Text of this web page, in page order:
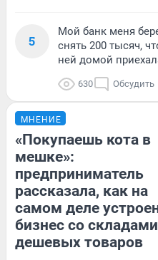
5
Мой банк меня
снять 200 тысяч,
ней домой
630 Обсудить
МНЕНИЕ
«Покупаешь кота в
мешке»:
предприниматель
рассказала, как на
самом деле
бизнес со складами
дешевых товаров